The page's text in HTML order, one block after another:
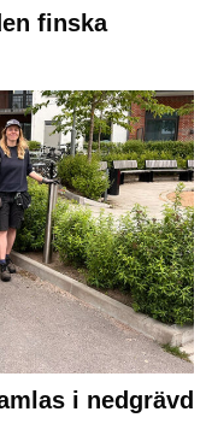
finska
i nedgrävd